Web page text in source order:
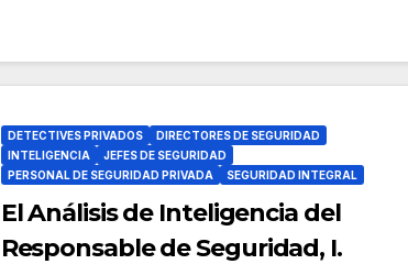
DETECTIVES PRIVADOS
DIRECTORES DE SEGURIDAD
INTELIGENCIA
JEFES DE SEGURIDAD
PERSONAL DE SEGURIDAD PRIVADA
SEGURIDAD INTEGRAL
El Análisis de Inteligencia del
Responsable de Seguridad, I.